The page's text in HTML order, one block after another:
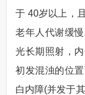
于 40岁以上，
老年人代谢缓
光长期照射，
初发混浊的位
白内障(并发于